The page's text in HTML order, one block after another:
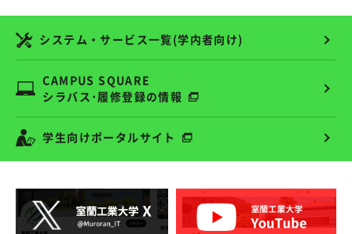
システム・サービス一覧(学内者向け)
CAMPUS SQUARE
シラバス･履修登録の情報
学生向けポータルサイト